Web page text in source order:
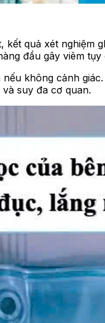
quả xét nghiệm
đầu gây viêm tụy
không cảnh
suy đa cơ quan.